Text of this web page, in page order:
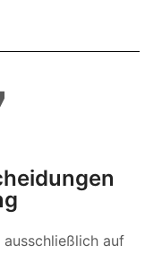
ausschließlich auf